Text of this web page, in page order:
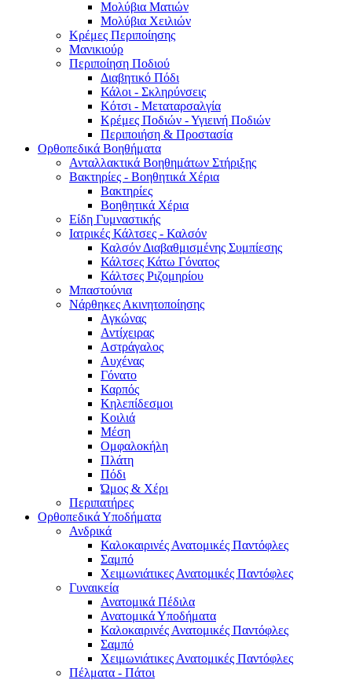
Μολύβια Ματιών
Μολύβια Χειλιών
Κρέμες Περιποίησης
Μανικιούρ
Περιποίηση Ποδιού
Διαβητικό Πόδι
Κάλοι - Σκληρύνσεις
Κότσι - Μεταταρσαλγία
Κρέμες Ποδιών - Υγιεινή Ποδιών
Περιποιήση & Προστασία
Ορθοπεδικά Βοηθήματα
Ανταλλακτικά Βοηθημάτων Στήριξης
Βακτηρίες - Βοηθητικά Χέρια
Βακτηρίες
Βοηθητικά Χέρια
Είδη Γυμναστικής
Ιατρικές Κάλτσες - Καλσόν
Καλσόν Διαβαθμισμένης Συμπίεσης
Κάλτσες Κάτω Γόνατος
Κάλτσες Ριζομηρίου
Μπαστούνια
Νάρθηκες Ακινητοποίησης
Αγκώνας
Αντίχειρας
Αστράγαλος
Αυχένας
Γόνατο
Καρπός
Κηλεπίδεσμοι
Κοιλιά
Μέση
Ομφαλοκήλη
Πλάτη
Πόδι
Ώμος & Χέρι
Περιπατήρες
Ορθοπεδικά Υποδήματα
Ανδρικά
Καλοκαιρινές Ανατομικές Παντόφλες
Σαμπό
Χειμωνιάτικες Ανατομικές Παντόφλες
Γυναικεία
Ανατομικά Πέδιλα
Ανατομικά Υποδήματα
Καλοκαιρινές Ανατομικές Παντόφλες
Σαμπό
Χειμωνιάτικες Ανατομικές Παντόφλες
Πέλματα - Πάτοι